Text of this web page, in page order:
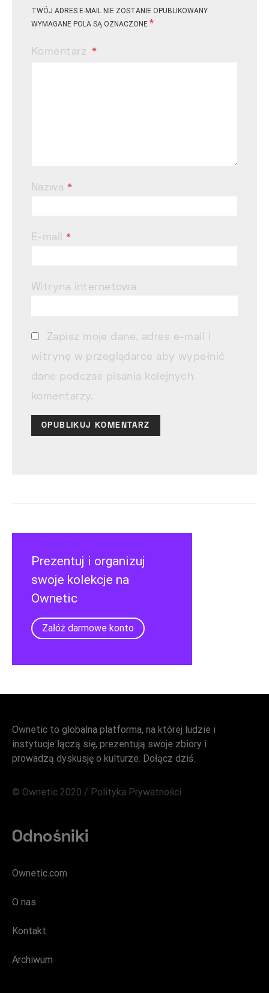
TWÓJ ADRES E-MAIL NIE ZOSTANIE OPUBLIKOWANY.
WYMAGANE POLA SĄ OZNACZONE *
Komentarz
Nazwa *
E-mail*
Witryna internetowa
Zapisz moje dane, adres e-mail i
witrynę w przeglądarce aby wypełnić
dane podczas pisania kolejnych
komentarzy.
Prezentuj i organizuj
swoje kolekcje na
Ownetic
Załóż darmowe konto
Ownetic to globalna platforma, na której ludzie i
instytucje łączą się, prezentują swoje zbiory i
prowadzą dyskusję o kulturze. Dołącz dziś.
© Ownetic 2020 / Polityka Prywatności
Odnośniki
Ownetic.com
O nas
Kontakt
Archiwum